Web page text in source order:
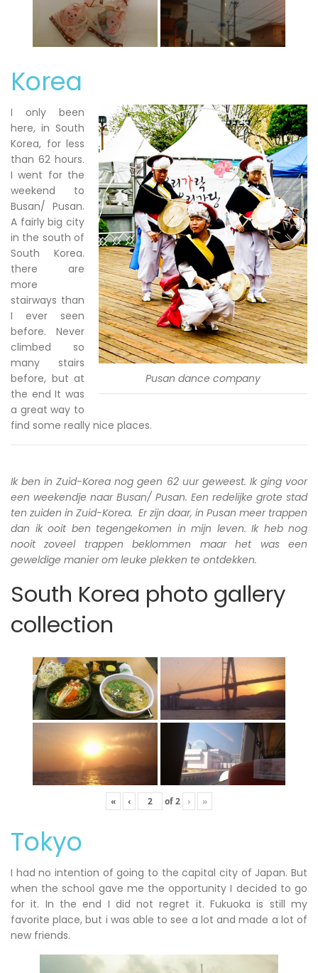
Korea
Pusan dance company
I only been
here, in South
Korea, for less
than 62 hours.
I went for the
weekend to
Busan/ Pusan.
A fairly big city
in the south of
South Korea.
there are
more
stairways than
I ever seen
before. Never
climbed so
many stairs
before, but at
the end It was
a great way to
find some really nice places.
Ik ben in Zuid-Korea nog geen 62 uur geweest. Ik ging voor
een weekendje naar Busan/ Pusan. Een redelijke grote stad
ten zuiden in Zuid-Korea. Er zijn daar, in Pusan meer trappen
dan ik ooit ben tegengekomen in mijn leven. Ik heb nog
nooit zoveel trappen beklommen maar het was een
geweldige manier om leuke plekken te ontdekken.
South Korea photo gallery
collection
« ‹ of2 › »
Tokyo
I had no intention of going to the capital city of Japan. But
when the school gave me the opportunity I decided to go
for it. In the end I did not regret it. Fukuoka is still my
favorite place, but i was able to see a lot and made a lot of
new friends.